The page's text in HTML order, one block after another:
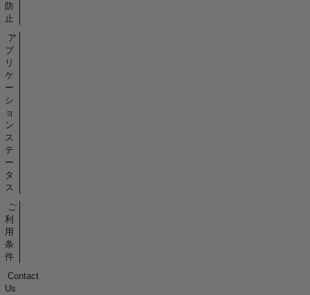
防
止
ア
プ
リ
ケ
ー
シ
ョ
ン
ス
テ
ー
タ
ス
ご
利
用
条
件
Contact
Us